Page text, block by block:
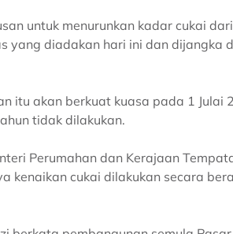
untuk menurunkan kadar cukai
yang diadakan hari ini dan dijangka
itu akan berkuat kuasa pada 1
tidak dilakukan.
Perumahan dan Kerajaan
kenaikan cukai dilakukan secara